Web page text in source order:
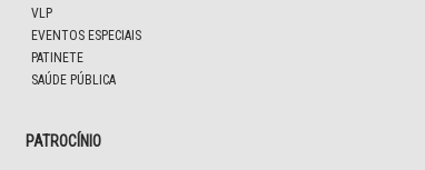
VLP
EVENTOS ESPECIAIS
PATINETE
SAÚDE PÚBLICA
PATROCÍNIO